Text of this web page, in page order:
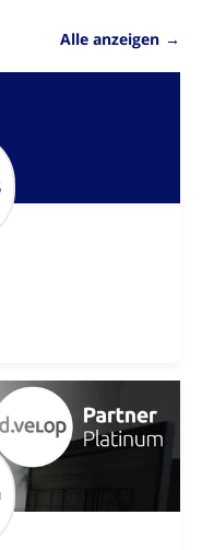
Alle anzeigen →